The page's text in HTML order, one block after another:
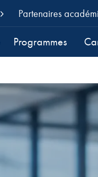
Partenaires
Programmes